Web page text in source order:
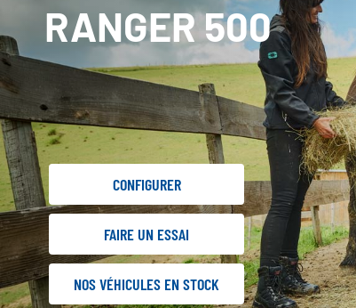
RANGER 500
CONFIGURER
FAIRE UN ESSAI
NOS VÉHICULES EN STOCK